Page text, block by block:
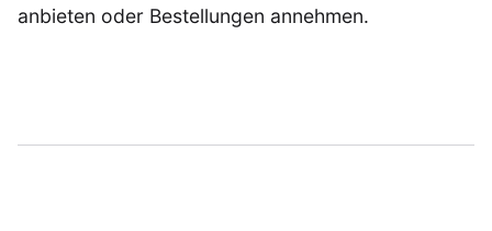
anbieten oder Bestellungen annehmen.